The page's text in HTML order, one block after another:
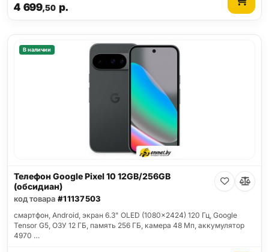
4 699,50 р.
В наличии
Телефон Google Pixel 10 12GB/256GB
(обсидиан)
код товара #11137503
смартфон, Android, экран 6.3" OLED (1080x2424) 120 Гц, Google
Tensor G5, ОЗУ 12 ГБ, память 256 ГБ, камера 48 Мп, аккумулятор
4970 …